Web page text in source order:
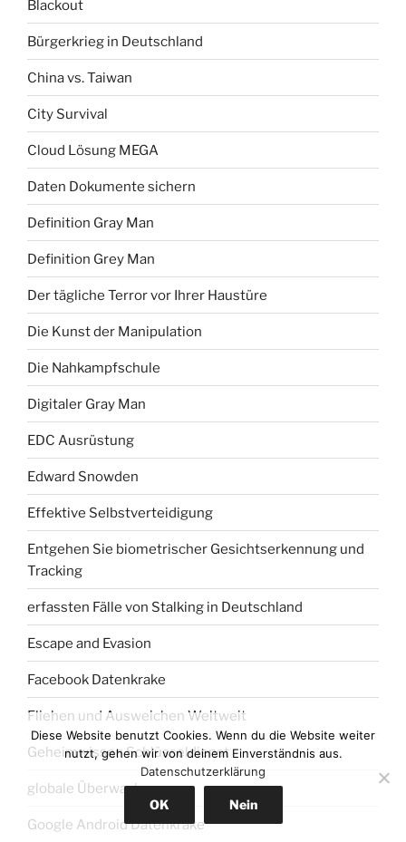
Blackout
Bürgerkrieg in Deutschland
China vs. Taiwan
City Survival
Cloud Lösung MEGA
Daten Dokumente sichern
Definition Gray Man
Definition Grey Man
Der tägliche Terror vor Ihrer Haustüre
Die Kunst der Manipulation
Die Nahkampfschule
Digitaler Gray Man
EDC Ausrüstung
Edward Snowden
Effektive Selbstverteidigung
Entgehen Sie biometrischer Gesichtserkennung und
Tracking
erfassten Fälle von Stalking in Deutschland
Escape and Evasion
Facebook Datenkrake
Fliehen und Ausweichen Weltweit
Geheimwissen Schlüsseldienst
globale Überwachung
Google Android Datenkrake
Diese Website benutzt Cookies. Wenn du die Website weiter
nutzt, gehen wir von deinem Einverständnis aus.
Datenschutzerklärung
OK Nein